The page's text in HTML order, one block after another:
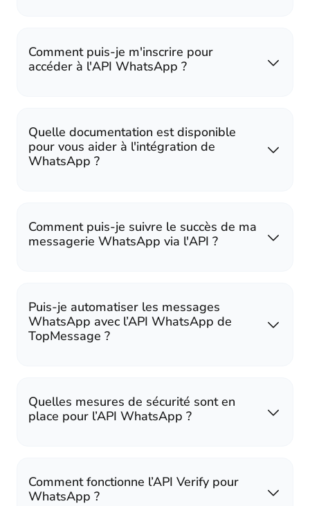
Comment puis-je m'inscrire pour
accéder à l'API WhatsApp ?
Quelle documentation est disponible
pour vous aider à l'intégration de
WhatsApp ?
Comment puis-je suivre le succès de ma
messagerie WhatsApp via l'API ?
Puis-je automatiser les messages
WhatsApp avec l’API WhatsApp de
TopMessage ?
Quelles mesures de sécurité sont en
place pour l’API WhatsApp ?
Comment fonctionne l’API Verify pour
WhatsApp ?